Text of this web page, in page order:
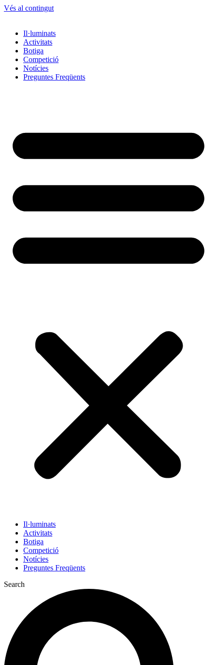
Vés al contingut
Il·luminats
Activitats
Botiga
Competició
Notícies
Preguntes Freqüents
Il·luminats
Activitats
Botiga
Competició
Notícies
Preguntes Freqüents
Search